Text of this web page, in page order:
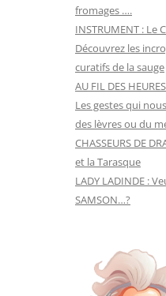
fromages ….
INSTRUMENT : Le
Découvrez les
curatifs de la sauge
AU FIL DES
Les gestes qui
des lèvres ou du
CHASSEURS DE
et la Tarasque
LADY LADINDE :
SAMSON…?